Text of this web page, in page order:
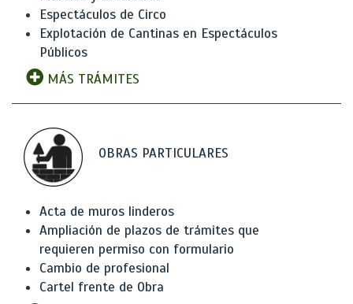
Espectáculos de Circo
Explotación de Cantinas en Espectáculos
Públicos
MÁS TRÁMITES
OBRAS PARTICULARES
Acta de muros linderos
Ampliación de plazos de trámites que
requieren permiso con formulario
Cambio de profesional
Cartel frente de Obra